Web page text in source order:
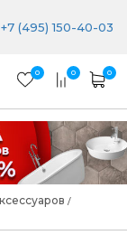
+7 (495) 150-40-03
0 0 0
/